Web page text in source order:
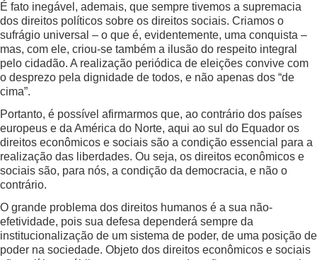
É fato inegável, ademais, que sempre tivemos a supremacia
dos direitos políticos sobre os direitos sociais. Criamos o
sufrágio universal – o que é, evidentemente, uma conquista –
mas, com ele, criou-se também a ilusão do respeito integral
pelo cidadão. A realização periódica de eleições convive com
o desprezo pela dignidade de todos, e não apenas dos “de
cima”.
Portanto, é possível afirmarmos que, ao contrário dos países
europeus e da América do Norte, aqui ao sul do Equador os
direitos econômicos e sociais são a condição essencial para a
realização das liberdades. Ou seja, os direitos econômicos e
sociais são, para nós, a condição da democracia, e não o
contrário.
O grande problema dos direitos humanos é a sua não-
efetividade, pois sua defesa dependerá sempre da
institucionalização de um sistema de poder, de uma posição de
poder na sociedade. Objeto dos direitos econômicos e sociais